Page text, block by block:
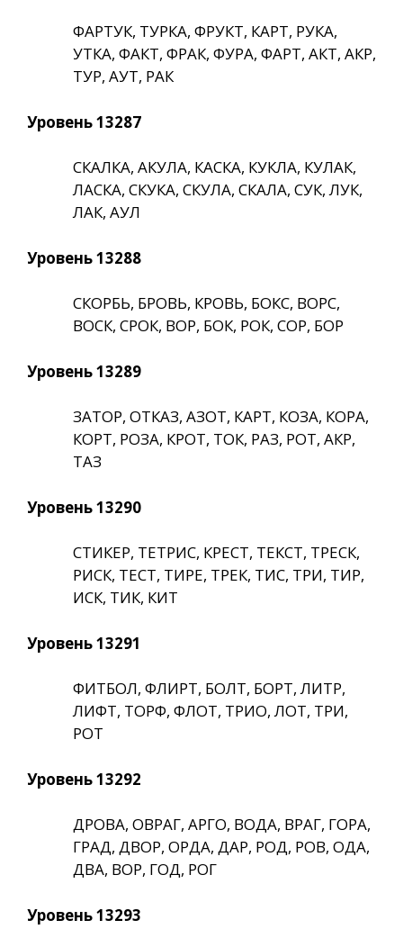
ФАРТУК, ТУРКА, ФРУКТ, КАРТ, РУКА,
УТКА, ФАКТ, ФРАК, ФУРА, ФАРТ, АКТ, АКР,
ТУР, АУТ, РАК
Уровень 13287
СКАЛКА, АКУЛА, КАСКА, КУКЛА, КУЛАК,
ЛАСКА, СКУКА, СКУЛА, СКАЛА, СУК, ЛУК,
ЛАК, АУЛ
Уровень 13288
СКОРБЬ, БРОВЬ, КРОВЬ, БОКС, ВОРС,
ВОСК, СРОК, ВОР, БОК, РОК, СОР, БОР
Уровень 13289
ЗАТОР, ОТКАЗ, АЗОТ, КАРТ, КОЗА, КОРА,
КОРТ, РОЗА, КРОТ, ТОК, РАЗ, РОТ, АКР,
ТАЗ
Уровень 13290
СТИКЕР, ТЕТРИС, КРЕСТ, ТЕКСТ, ТРЕСК,
РИСК, ТЕСТ, ТИРЕ, ТРЕК, ТИС, ТРИ, ТИР,
ИСК, ТИК, КИТ
Уровень 13291
ФИТБОЛ, ФЛИРТ, БОЛТ, БОРТ, ЛИТР,
ЛИФТ, ТОРФ, ФЛОТ, ТРИО, ЛОТ, ТРИ,
РОТ
Уровень 13292
ДРОВА, ОВРАГ, АРГО, ВОДА, ВРАГ, ГОРА,
ГРАД, ДВОР, ОРДА, ДАР, РОД, РОВ, ОДА,
ДВА, ВОР, ГОД, РОГ
Уровень 13293